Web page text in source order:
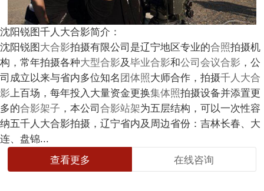
沈阳锐图千人大合影简介：
沈阳锐图 大合影拍摄有限公司是辽宁地区专业的合照拍摄机
构，常年拍摄各种大型合影及毕业合影和公司会议合影 ，公
司成立以来与省内多位知名 团体照大师合作，拍摄千人大合
影上百场，每年投入大量资金更换集体照拍摄设备并添置更
多的合影架子 ，本公司 合影站架为五层结构，可以一次性容
纳五千人大合影拍摄 ，辽宁省内及周边省份：吉林长春、大
连、盘锦...
查看更多
在线咨询